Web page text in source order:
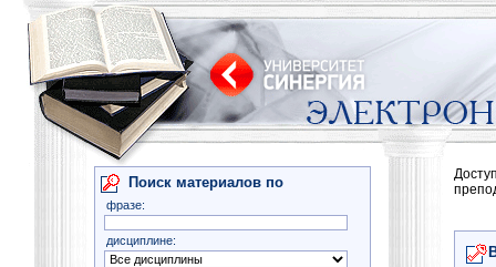
Поиск материалов по
фразе:
дисциплине: